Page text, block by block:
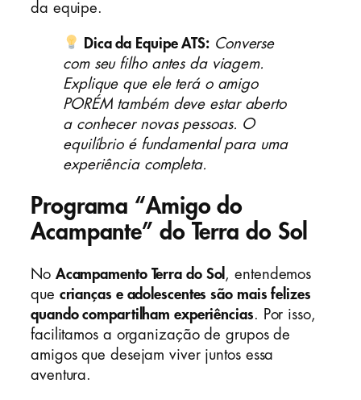
da equipe.
Dica da Equipe ATS: Converse
com seu filho antes da viagem.
Explique que ele terá o amigo
PORÉM também deve estar aberto
a conhecer novas pessoas. O
equilíbrio é fundamental para uma
experiência completa.
Programa “Amigo do
Acampante” do Terra do Sol
No Acampamento Terra do Sol , entendemos
que crianças e adolescentes são mais felizes
quando compartilham experiências. Por isso,
facilitamos a organização de grupos de
amigos que desejam viver juntos essa
aventura.